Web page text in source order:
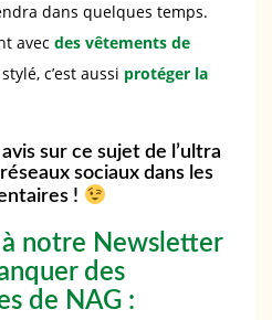
dans quelques temps.
avec des vêtements de
c’est aussi protéger la
sur ce sujet de l’ultra
sociaux dans les
!
notre Newsletter
des
de NAG :